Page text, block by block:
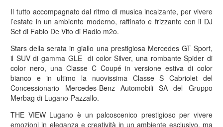
Il tutto accompagnato dal ritmo di musica incalzante, per vivere
l’estate in un ambiente moderno, raffinato e frizzante con il DJ
Set di Fabio De Vito di Radio m2o.
Stars della serata in giallo una prestigiosa Mercedes GT Sport,
il SUV di gamma GLE di color Silver, una rombante Spider di
color nero, una Classe C Coupé in versione estiva di color
bianco e in ultimo la nuovissima Classe S Cabriolet del
Concessionario Mercedes-Benz Automobili SA del Gruppo
Merbag di Lugano-Pazzallo.
THE VIEW Lugano è un palcoscenico prestigioso per vivere
emozioni in eleganza e creatività in un ambiente esclusivo, ma